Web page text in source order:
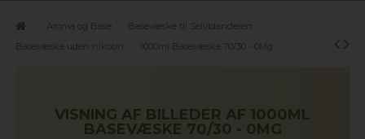
Aroma og Base
Basevæske til Selvblanderen
Basevæske uden nikotin
1000ml Basevæske 70/30 - 0Mg
VISNING AF BILLEDER AF 1000ML
BASEVÆSKE 70/30 - 0MG